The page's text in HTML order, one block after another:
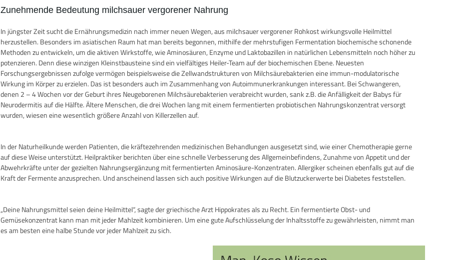
Zunehmende Bedeutung milchsauer vergorener Nahrung
In jüngster Zeit sucht die Ernährungsmedizin nach immer neuen Wegen, aus milchsauer vergorener Rohkost wirkungsvolle Heilmittel
herzustellen. Besonders im asiatischen Raum hat man bereits begonnen, mithilfe der mehrstufigen Fermentation biochemische schonende
Methoden zu entwickeln, um die aktiven Wirkstoffe, wie Aminosäuren, Enzyme und Laktobazillen in natürlichen Lebensmitteln noch höher zu
potenzieren. Denn diese winzigen Kleinstbausteine sind ein vielfältiges Heiler-Team auf der biochemischen Ebene. Neuesten
Forschungsergebnissen zufolge vermögen beispielsweise die Zellwandstrukturen von Milchsäurebakterien eine immun-modulatorische
Wirkung im Körper zu erzielen. Das ist besonders auch im Zusammenhang von Autoimmunerkrankungen interessant. Bei Schwangeren,
denen 2 – 4 Wochen vor der Geburt ihres Neugeborenen Milchsäurebakterien verabreicht wurden, sank z.B. die Anfälligkeit der Babys für
Neurodermitis auf die Hälfte. Ältere Menschen, die drei Wochen lang mit einem fermentierten probiotischen Nahrungskonzentrat versorgt
wurden, wiesen eine wesentlich größere Anzahl von Killerzellen auf.
In der Naturheilkunde werden Patienten, die kräftezehrenden medizinischen Behandlungen ausgesetzt sind, wie einer Chemotherapie gerne
auf diese Weise unterstützt. Heilpraktiker berichten über eine schnelle Verbesserung des Allgemeinbefindens, Zunahme von Appetit und der
Abwehrkräfte unter der gezielten Nahrungsergänzung mit fermentierten Aminosäure-Konzentraten. Allergiker scheinen ebenfalls gut auf die
Kraft der Fermente anzusprechen. Und anscheinend lassen sich auch positive Wirkungen auf die Blutzuckerwerte bei Diabetes feststellen.
„Deine Nahrungsmittel seien deine Heilmittel“, sagte der griechische Arzt Hippokrates als zu Recht. Ein fermentierte Obst- und
Gemüsekonzentrat kann man mit jeder Mahlzeit kombinieren. Um eine gute Aufschlüsselung der Inhaltsstoffe zu gewährleisten, nimmt man
es am besten eine halbe Stunde vor jeder Mahlzeit zu sich.